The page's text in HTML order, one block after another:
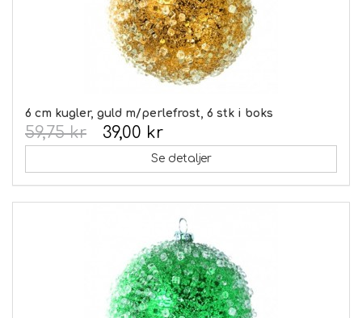
6 cm kugler, guld m/perlefrost, 6 stk i boks
39,00 kr
59,75 kr
Se detaljer